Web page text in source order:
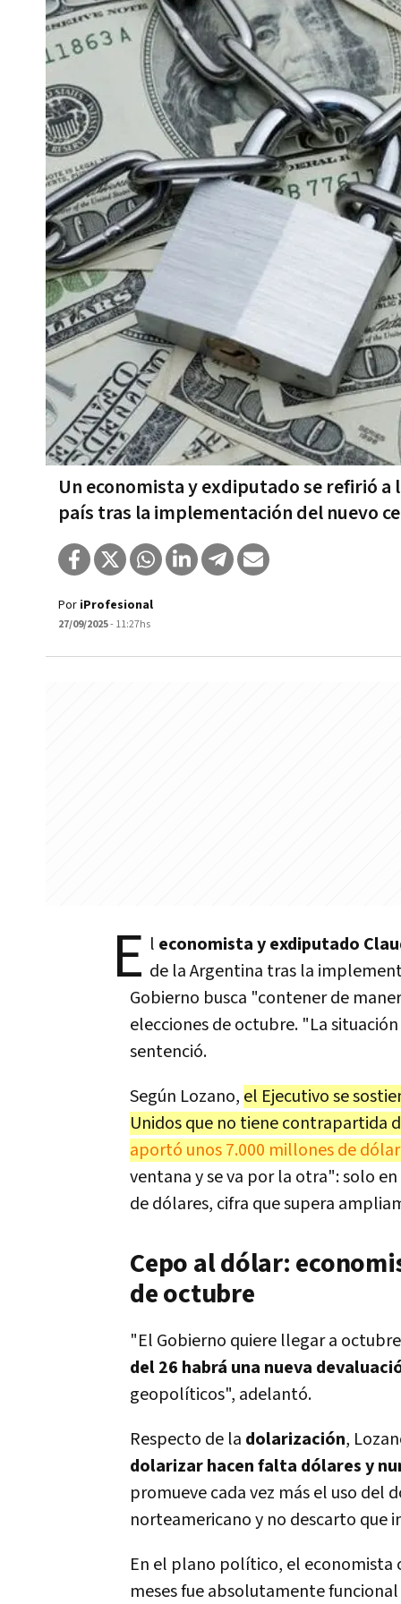
Un economista y exdiputado se refirió
país tras la implementación del nuevo
Por iProfesional
27/09/2025- 11:27hs
E l economista y exdiputado
de la Argentina tras la
Gobierno busca "contener de
elecciones de octubre. "La
sentenció.
Según Lozano, el Ejecutivo se
Unidos que no tiene contrapartida
aportó unos 7.000 millones de
ventana y se va por la otra": solo
de dólares, cifra que supera
Cepo al dólar:
de octubre
"El Gobierno quiere llegar a
del 26 habrá una nueva
geopolíticos", adelantó.
Respecto de la dolarización,
dolarizar hacen falta dólares y
promueve cada vez más el uso del
norteamericano y no descarto que
En el plano político, el economista
meses fue absolutamente